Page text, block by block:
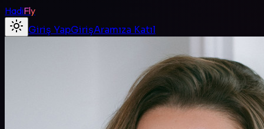
HadiFly
Giriş YapGirişAramıza Katıl